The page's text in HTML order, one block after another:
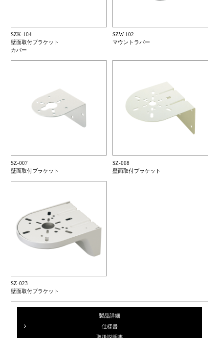
SZK-104
壁面取付ブラケット
カバー
SZW-102
マウントラバー
SZ-007
壁面取付ブラケット
SZ-008
壁面取付ブラケット
SZ-023
壁面取付ブラケット
製品詳細
仕様書